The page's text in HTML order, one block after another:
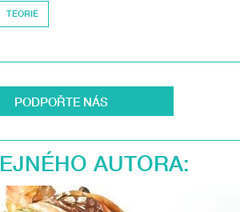
TEORIE
PODPOŘTE NÁS
AUTORA: